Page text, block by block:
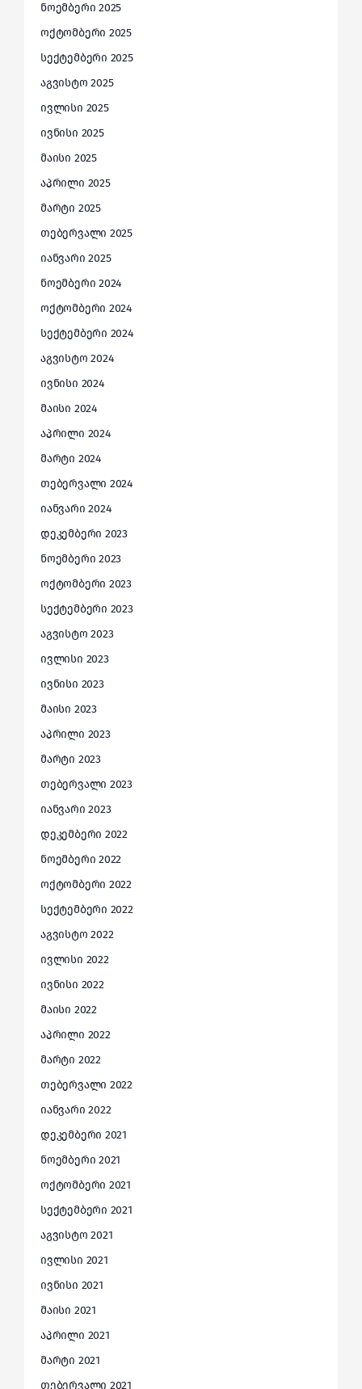
ნოემბერი 2025
ოქტომბერი 2025
სექტემბერი 2025
აგვისტო 2025
ივლისი 2025
ივნისი 2025
მაისი 2025
აპრილი 2025
მარტი 2025
თებერვალი 2025
იანვარი 2025
ნოემბერი 2024
ოქტომბერი 2024
სექტემბერი 2024
აგვისტო 2024
ივნისი 2024
მაისი 2024
აპრილი 2024
მარტი 2024
თებერვალი 2024
იანვარი 2024
დეკემბერი 2023
ნოემბერი 2023
ოქტომბერი 2023
სექტემბერი 2023
აგვისტო 2023
ივლისი 2023
ივნისი 2023
მაისი 2023
აპრილი 2023
მარტი 2023
თებერვალი 2023
იანვარი 2023
დეკემბერი 2022
ნოემბერი 2022
ოქტომბერი 2022
სექტემბერი 2022
აგვისტო 2022
ივლისი 2022
ივნისი 2022
მაისი 2022
აპრილი 2022
მარტი 2022
თებერვალი 2022
იანვარი 2022
დეკემბერი 2021
ნოემბერი 2021
ოქტომბერი 2021
სექტემბერი 2021
აგვისტო 2021
ივლისი 2021
ივნისი 2021
მაისი 2021
აპრილი 2021
მარტი 2021
თებერვალი 2021